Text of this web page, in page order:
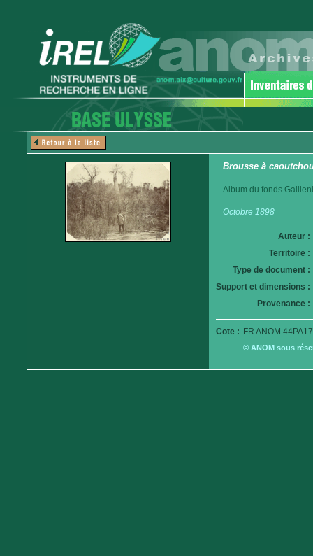
Brousse à
Album du fonds
Octobre 1898
Auteur :
Territoire :
Type de document :
Support et dimensions :
Provenance :
Cote : FR ANOM
© ANOM sous